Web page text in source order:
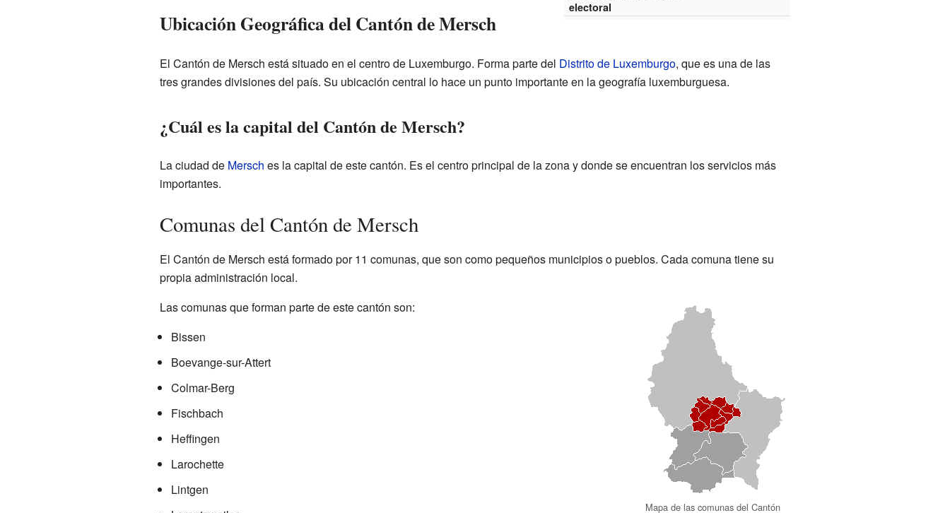
electoral
Ubicación Geográfica del Cantón de Mersch
El Cantón de Mersch está situado en el centro de Luxemburgo. Forma parte del Distrito de Luxemburgo, que es una de las
tres grandes divisiones del país. Su ubicación central lo hace un punto importante en la geografía luxemburguesa.
¿Cuál es la capital del Cantón de Mersch?
La ciudad de Mersch es la capital de este cantón. Es el centro principal de la zona y donde se encuentran los servicios más
importantes.
Comunas del Cantón de Mersch
El Cantón de Mersch está formado por 11 comunas, que son como pequeños municipios o pueblos. Cada comuna tiene su
propia administración local.
Mapa de las comunas del Cantón
Las comunas que forman parte de este cantón son:
Bissen
Boevange-sur-Attert
Colmar-Berg
Fischbach
Heffingen
Larochette
Lintgen